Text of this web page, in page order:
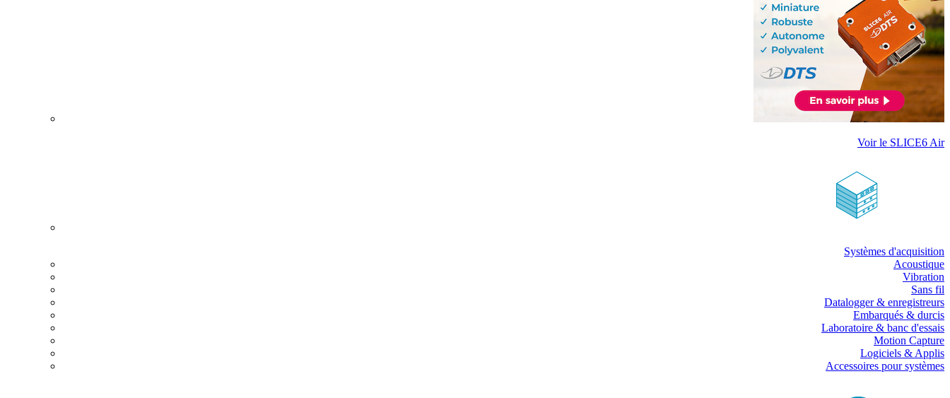
Voir le SLICE6 Air
Systèmes d'acquisition
Acoustique
Vibration
Sans fil
Datalogger & enregistreurs
Embarqués & durcis
Laboratoire & banc d'essais
Motion Capture
Logiciels & Applis
Accessoires pour systèmes